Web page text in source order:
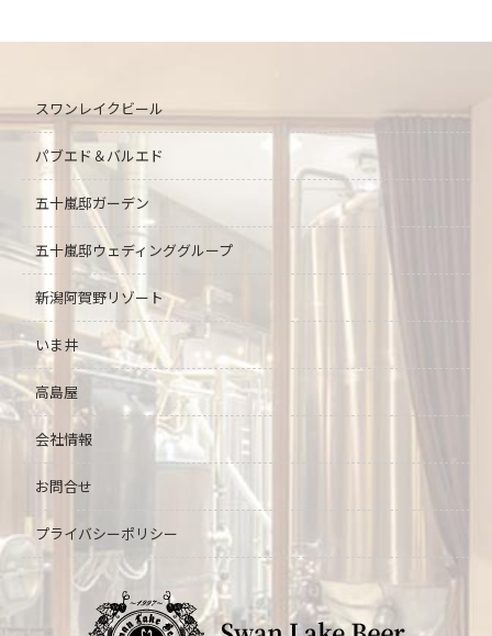
スワンレイクビール
パブエド＆バルエド
五十嵐邸ガーデン
五十嵐邸ウェディンググループ
新潟阿賀野リゾート
いま井
高島屋
会社情報
お問合せ
プライバシーポリシー